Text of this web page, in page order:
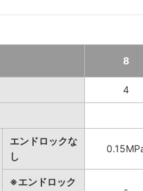
8
4
エンドロックな
し
※エンドロック